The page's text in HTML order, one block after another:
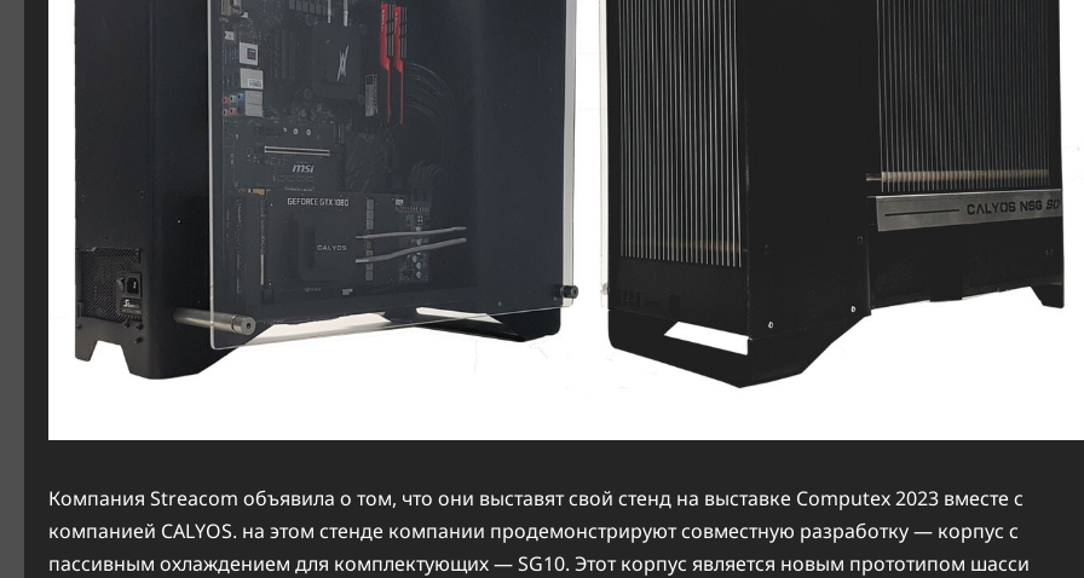
Компания Streacom объявила о том, что они выставят свой стенд на выставке Computex 2023 вместе с
компанией CALYOS. на этом стенде компании продемонстрируют совместную разработку — корпус с
пассивным охлаждением для комплектующих — SG10. Этот корпус является новым прототипом шасси